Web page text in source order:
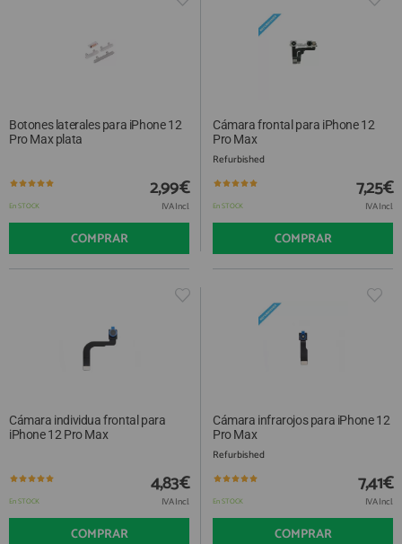
Botones laterales para iPhone 12
Pro Max plata
En STOCK
2,99€
IVA Incl.
COMPRAR
Cámara frontal para iPhone 12
Pro Max
Refurbished
En STOCK
7,25€
IVA Incl.
COMPRAR
Cámara individua frontal para
iPhone 12 Pro Max
En STOCK
4,83€
IVA Incl.
COMPRAR
Cámara infrarojos para iPhone 12
Pro Max
Refurbished
En STOCK
7,41€
IVA Incl.
COMPRAR